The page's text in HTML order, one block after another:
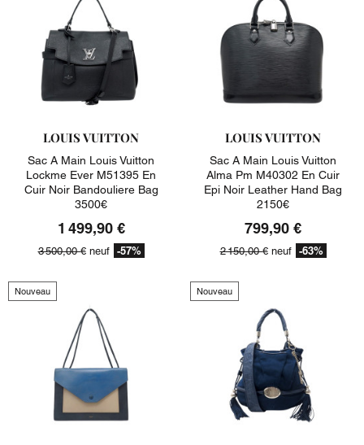
LOUIS VUITTON
Sac A Main Louis Vuitton
Lockme Ever M51395 En
Cuir Noir Bandouliere Bag
3500€
1 499,90 €
3 500,00 €neuf -57%
LOUIS VUITTON
Sac A Main Louis Vuitton
Alma Pm M40302 En Cuir
Epi Noir Leather Hand Bag
2150€
799,90 €
2 150,00 €neuf -63%
Nouveau Nouveau